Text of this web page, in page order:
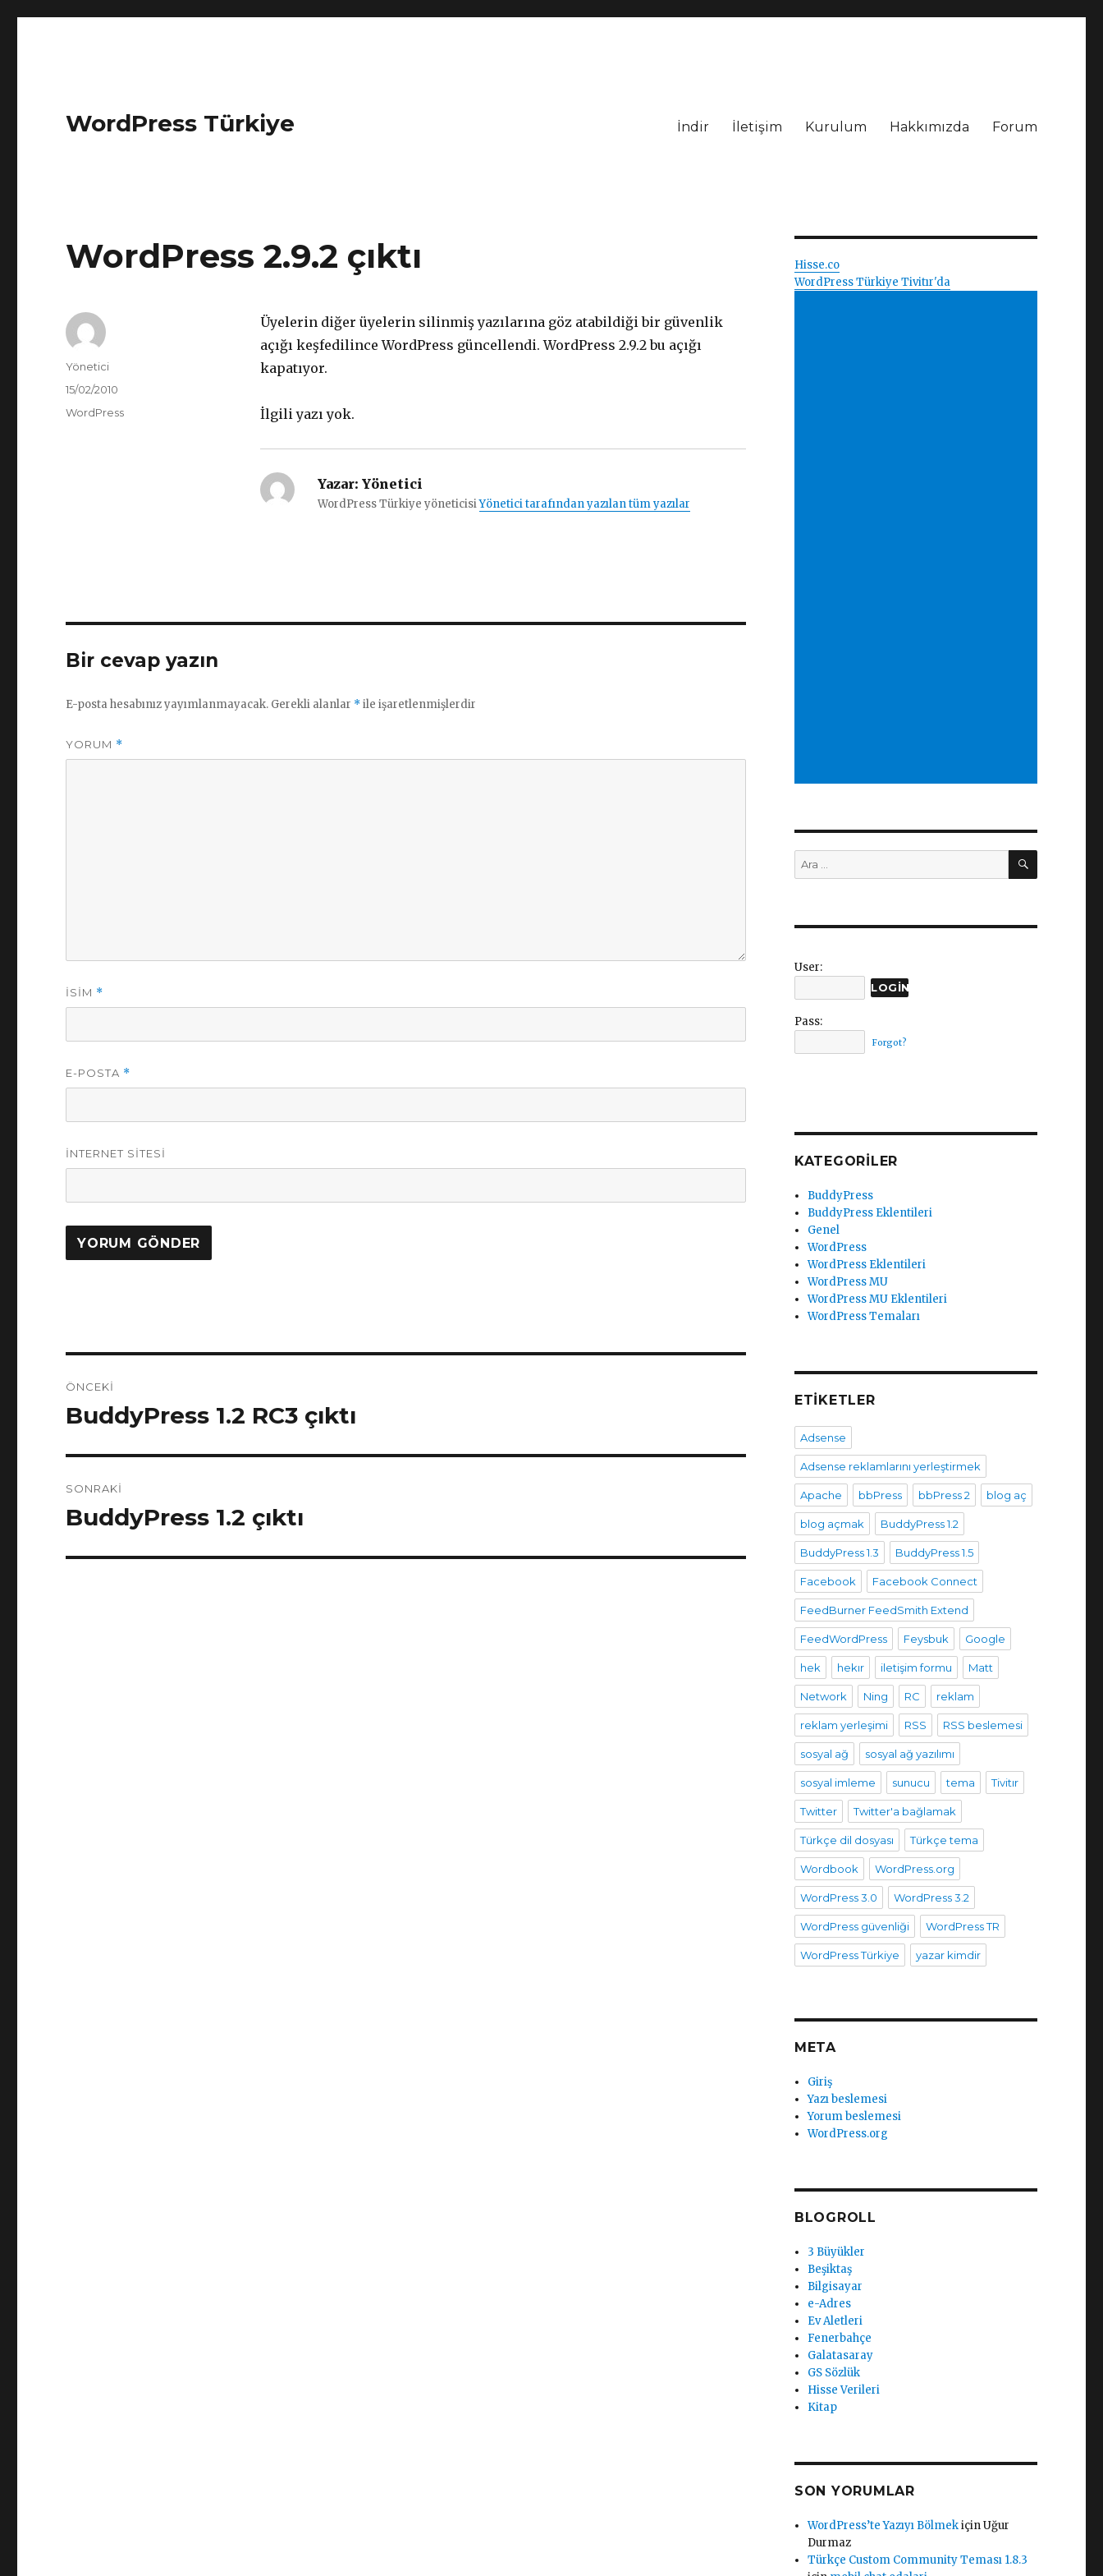
WordPress Türkiye İndir İletişim Kurulum Hakkımızda Forum
WordPress 2.9.2 çıktı
Üyelerin diğer üyelerin silinmiş yazılarına göz atabildiği bir güvenlik
açığı keşfedilince WordPress güncellendi. WordPress 2.9.2 bu açığı
kapatıyor.
İlgili yazı yok.
Yazar: Yönetici
WordPress Türkiye yöneticisiYönetici tarafından yazılan tüm yazılar
Yazar
Yönetici
Yayın
15/02/2010
Kategoriler
WordPress
Bir cevap yazın
E-posta hesabınız yayımlanmayacak. Gerekli alanlar *ile işaretlenmişlerdir
YORUM *
İSIM *
E-POSTA *
İNTERNET SITESI
dolaşımı
ÖNCEKI
Önceki
BuddyPress 1.2 RC3 çıktı
SONRAKI
Sonraki
BuddyPress 1.2 çıktı
Hisse.co
WordPress Türkiye Tivitır'da
Ara: ARA
User:
Pass:
Forgot?
KATEGORILER
BuddyPress
BuddyPress Eklentileri
Genel
WordPress
WordPress Eklentileri
WordPress MU
WordPress MU Eklentileri
WordPress Temaları
ETIKETLER
Adsense
Adsense reklamlarını yerleştirmek
Apache bbPress bbPress 2 blog aç
blog açmak BuddyPress 1.2
BuddyPress 1.3 BuddyPress 1.5
Facebook Facebook Connect
FeedBurner FeedSmith Extend
FeedWordPress Feysbuk Google
hek hekır iletişim formu Matt
Network Ning RC reklam
reklam yerleşimi RSS RSS beslemesi
sosyal ağ sosyal ağ yazılımı
sosyal imleme sunucu tema Tivitır
Twitter Twitter'a bağlamak
Türkçe dil dosyası Türkçe tema
Wordbook WordPress.org
WordPress 3.0 WordPress 3.2
WordPress güvenliği WordPress TR
WordPress Türkiye yazar kimdir
META
Giriş
Yazı beslemesi
Yorum beslemesi
WordPress.org
BLOGROLL
3 Büyükler
Beşiktaş
Bilgisayar
e-Adres
Ev Aletleri
Fenerbahçe
Galatasaray
GS Sözlük
Hisse Verileri
Kitap
SON YORUMLAR
WordPress’te Yazıyı BölmekiçinUğur
Durmaz
Türkçe Custom Community Teması 1.8.3